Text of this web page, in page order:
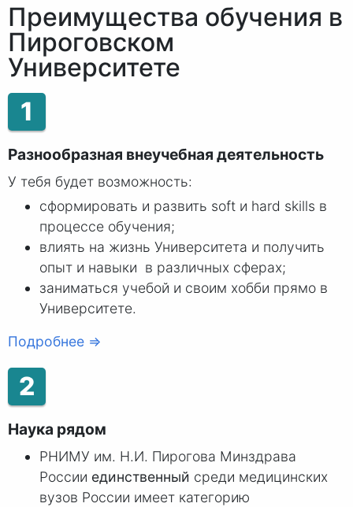
Преимущества обучения в
Пироговском
Университете
1
Разнообразная внеучебная деятельность
У тебя будет возможность:
сформировать и развить soft и hard skills в
процессе обучения;
влиять на жизнь Университета и получить
опыт и навыки в различных сферах;
заниматься учебой и своим хобби прямо в
Университете.
Подробнее ⇒
2
Наука рядом
РНИМУ им. Н.И. Пирогова Минздрава
России единственный среди медицинских
вузов России имеет категорию